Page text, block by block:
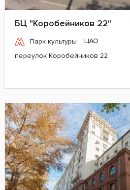
БЦ "Коробейников 22"
Парк культуры
ЦАО
переулок Коробейников 22